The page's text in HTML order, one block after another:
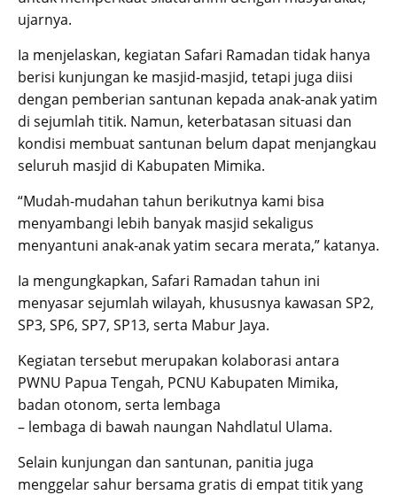
ujarnya.
Ia menjelaskan, kegiatan Safari Ramadan tidak hanya
berisi kunjungan ke masjid-masjid, tetapi juga diisi
dengan pemberian santunan kepada anak-anak yatim
di sejumlah titik. Namun, keterbatasan situasi dan
kondisi membuat santunan belum dapat menjangkau
seluruh masjid di Kabupaten Mimika.
“Mudah-mudahan tahun berikutnya kami bisa
menyambangi lebih banyak masjid sekaligus
menyantuni anak-anak yatim secara merata,” katanya.
Ia mengungkapkan, Safari Ramadan tahun ini
menyasar sejumlah wilayah, khususnya kawasan SP2,
SP3, SP6, SP7, SP13, serta Mabur Jaya.
Kegiatan tersebut merupakan kolaborasi antara
PWNU Papua Tengah, PCNU Kabupaten Mimika,
badan otonom, serta lembaga
– lembaga di bawah naungan Nahdlatul Ulama.
Selain kunjungan dan santunan, panitia juga
menggelar sahur bersama gratis di empat titik yang